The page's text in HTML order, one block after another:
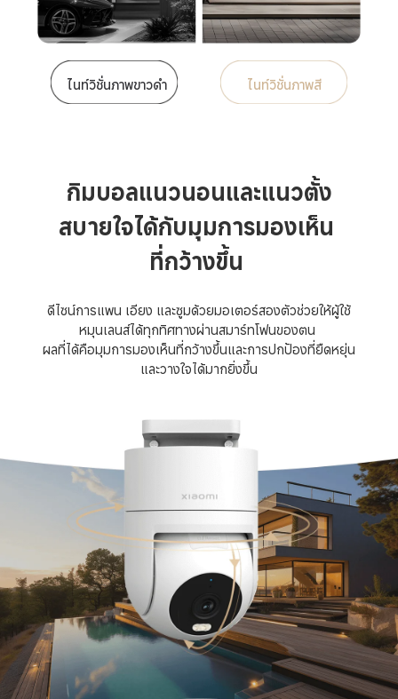
ไนท์วิชั่นภาพขาวดำ ไนท์วิชั่นภาพสี
กิมบอลแนวนอนและแนวตั้ง
สบายใจได้กับมุมการมองเห็น
ที่กว้างขึ้น
ดีไซน์การแพน เอียง และซูมด้วยมอเตอร์สองตัวช่วยให้ผู้ใช้
หมุนเลนส์ได้ทุกทิศทางผ่านสมาร์ทโฟนของตน
ผลที่ได้คือมุมการมองเห็นที่กว้างขึ้นและการปกป้องที่ยืดหยุ่น
และวางใจได้มากยิ่งขึ้น